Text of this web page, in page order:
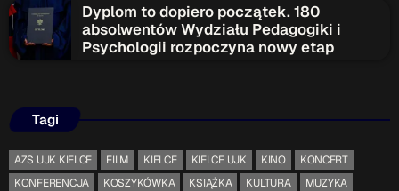
Dyplom to dopiero początek. 180
absolwentów Wydziału Pedagogiki i
Psychologii rozpoczyna nowy etap
Tagi
AZS UJK KIELCE FILM KIELCE KIELCE UJK KINO
KONCERT
KONFERENCJA
KOSZYKÓWKA KSIĄŻKA KULTURA
MUZYKA